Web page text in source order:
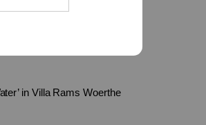
in Villa Rams Woerthe